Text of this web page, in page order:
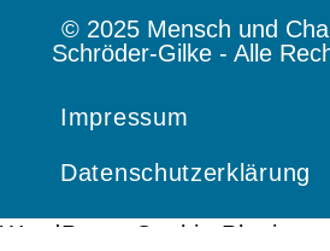
© 2025 Mensch und
Schröder-Gilke - Alle
Impressum
Datenschutzerklärung
WordPress Cookie Plugin